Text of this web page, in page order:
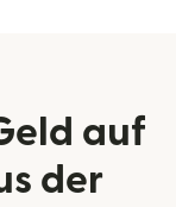
auf
der